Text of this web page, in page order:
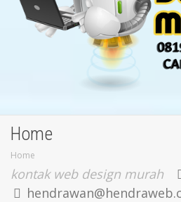
Home
Home
kontak web design murah